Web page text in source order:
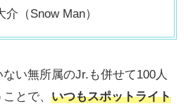
（Snow Man）
い無所属のJr.も併せて100人
とで、 いつもスポットライト